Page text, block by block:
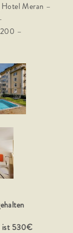
Hotel Meran –
–
ist 530€